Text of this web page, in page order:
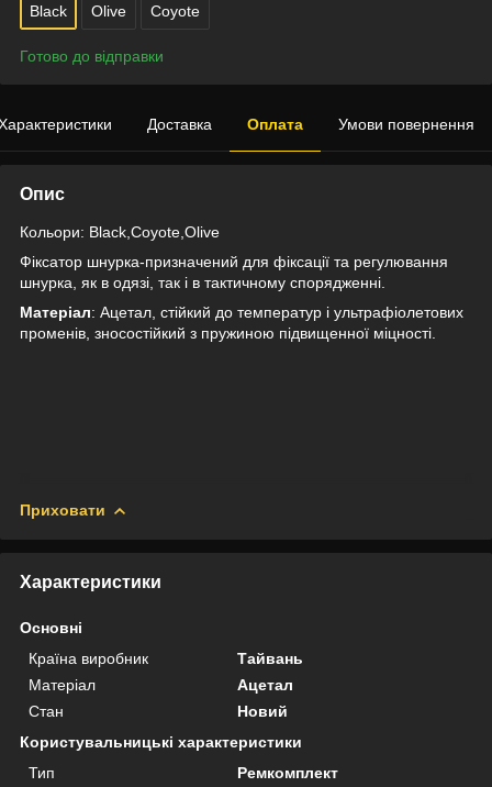
Black Olive Coyote
Готово до відправки
Доставка Оплата Умови повернення
Опис
Кольори: Black,Coyote,Olive
Фіксатор шнурка-призначений для фіксації та регулювання
шнурка, як в одязі, так і в тактичному спорядженні.
Матеріал: Ацетал, стійкий до температур і ультрафіолетових
променів, зносостійкий з пружиною підвищенної міцності.
Приховати
Характеристики
Основні
Країна виробник
Тайвань
Матеріал
Ацетал
Стан
Новий
Користувальницькі характеристики
Тип
Ремкомплект